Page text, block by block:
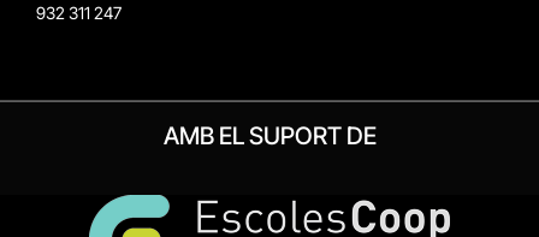
932 311 247
AMB EL SUPORT DE